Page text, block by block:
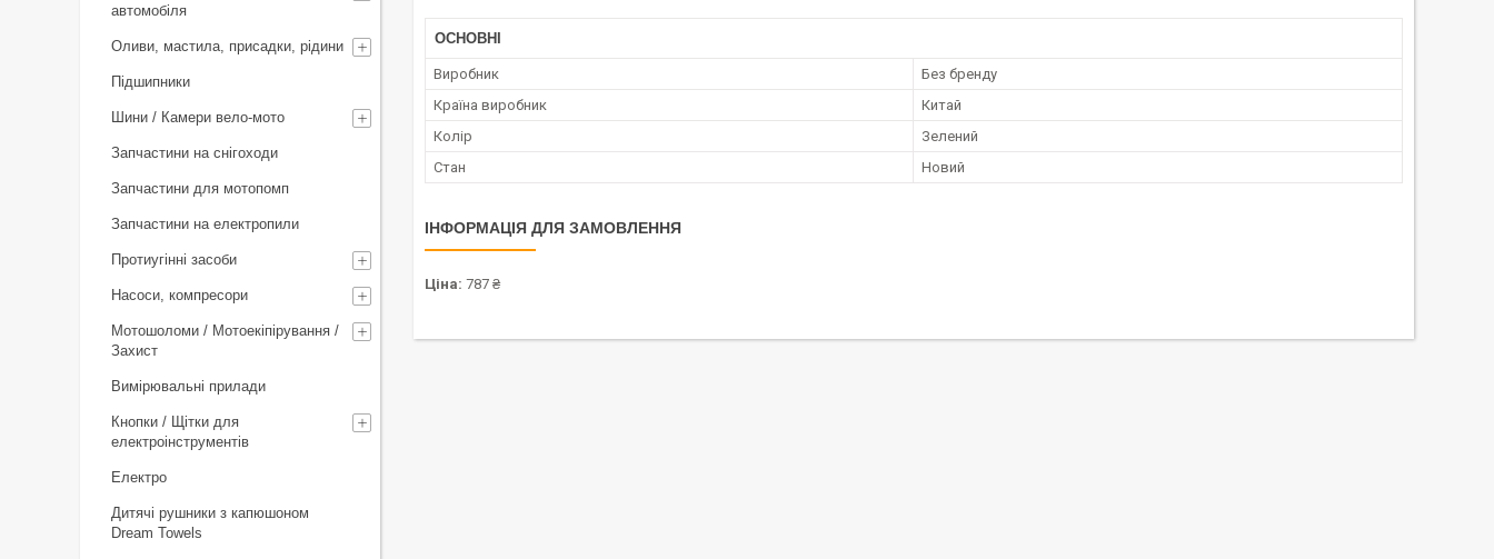
ОСНОВНІ
Виробник
Без бренду
Країна виробник
Китай
Колір
Зелений
Стан
Новий
ІНФОРМАЦІЯ ДЛЯ ЗАМОВЛЕННЯ
Ціна: 787 ₴
автомобіля
Оливи, мастила, присадки, рідини
Підшипники
Шини / Камери вело-мото
Запчастини на снігоходи
Запчастини для мотопомп
Запчастини на електропили
Протиугінні засоби
Насоси, компресори
Мотошоломи / Мотоекіпірування /
Захист
Вимірювальні прилади
Кнопки / Щітки для
електроінструментів
Електро
Дитячі рушники з капюшоном
Dream Towels